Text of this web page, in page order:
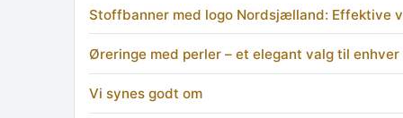
Stoffbanner med logo Nordsjælland: Effektive
Øreringe med perler – et elegant valg til
Vi synes godt om